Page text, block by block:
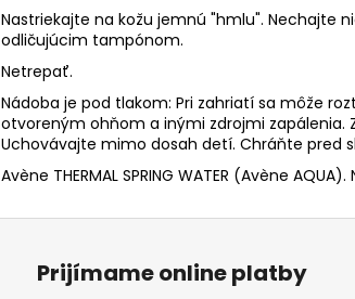
Nastriekajte na kožu jemnú "hmlu". Nechajte
odličujúcim tampónom.
Netrepať.
Nádoba je pod tlakom: Pri zahriatí sa môže
otvoreným ohňom a inými zdrojmi zapálenia.
Uchovávajte mimo dosah detí. Chráňte pred
Avène THERMAL SPRING WATER (Avène AQUA).
Prijímame online platby